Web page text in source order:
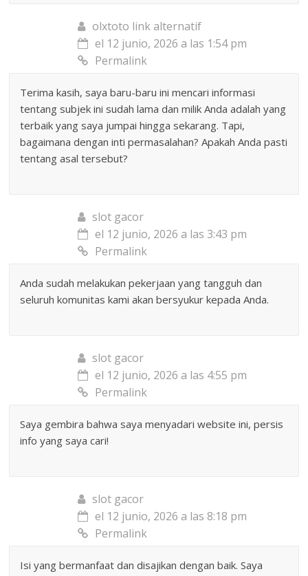
olxtoto link alternatif
el 12 junio, 2026 a las 1:54 pm
Permalink
Terima kasih, saya baru-baru ini mencari informasi
tentang subjek ini sudah lama dan milik Anda adalah yang
terbaik yang saya jumpai hingga sekarang. Tapi,
bagaimana dengan inti permasalahan? Apakah Anda pasti
tentang asal tersebut?
slot gacor
el 12 junio, 2026 a las 3:43 pm
Permalink
Anda sudah melakukan pekerjaan yang tangguh dan
seluruh komunitas kami akan bersyukur kepada Anda.
slot gacor
el 12 junio, 2026 a las 4:55 pm
Permalink
Saya gembira bahwa saya menyadari website ini, persis
info yang saya cari!
slot gacor
el 12 junio, 2026 a las 8:18 pm
Permalink
Isi yang bermanfaat dan disajikan dengan baik. Saya